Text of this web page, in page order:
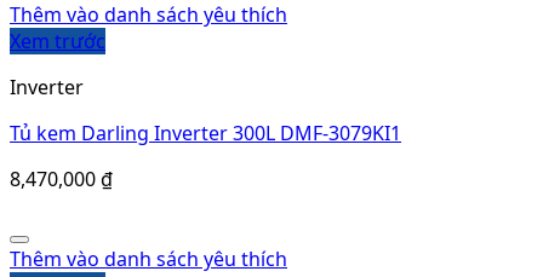
Thêm vào danh sách yêu thích
Xem trước
Inverter
Tủ kem Darling Inverter 300L DMF-3079KI1
8,470,000₫
Thêm vào danh sách yêu thích